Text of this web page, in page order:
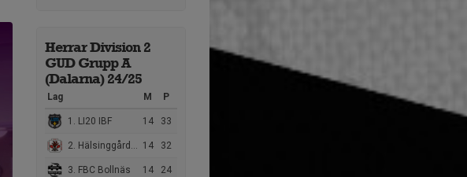
Herrar Division 2
GUD Grupp A
(Dalarna) 24/25
Lag M P
1. LI20 IBF 14 33
2. Hälsinggårdens AIK 14 32
3. FBC Bollnäs 14 24